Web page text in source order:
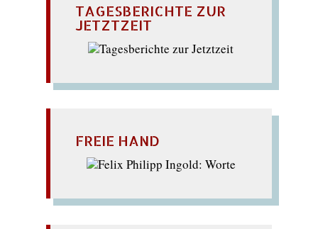
TAGESBERICHTE ZUR
JETZTZEIT
FREIE HAND